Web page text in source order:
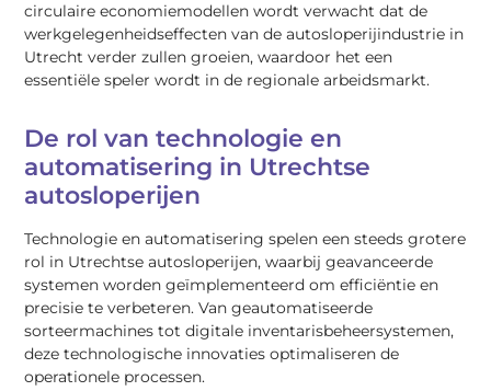
circulaire economiemodellen wordt verwacht dat de
werkgelegenheidseffecten van de autosloperijindustrie in
Utrecht verder zullen groeien, waardoor het een
essentiële speler wordt in de regionale arbeidsmarkt.
De rol van technologie en
automatisering in Utrechtse
autosloperijen
Technologie en automatisering spelen een steeds grotere
rol in Utrechtse autosloperijen, waarbij geavanceerde
systemen worden geïmplementeerd om efficiëntie en
precisie te verbeteren. Van geautomatiseerde
sorteermachines tot digitale inventarisbeheersystemen,
deze technologische innovaties optimaliseren de
operationele processen.